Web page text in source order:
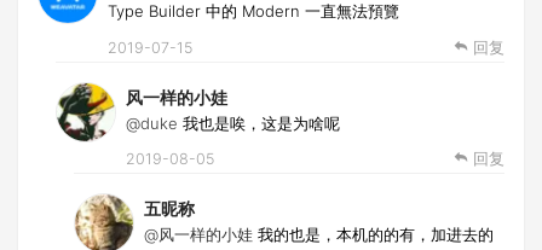
Type Builder 中的 Modern 一直無法預覽
2019-07-15 回复
风一样的小娃
@duke 我也是唉，这是为啥呢
2019-08-05 回复
五昵称
@风一样的小娃 我的也是，本机的的有，加进去的